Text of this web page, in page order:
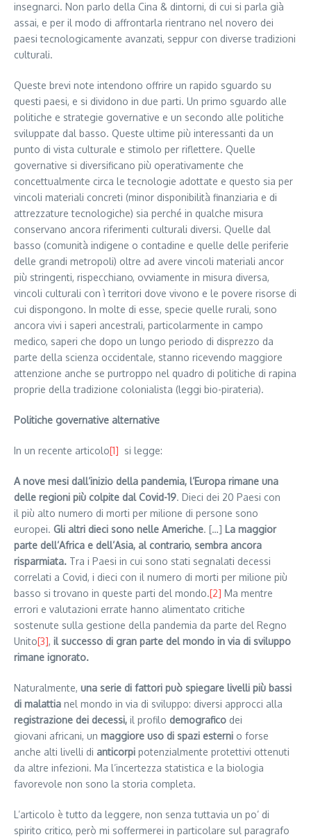
insegnarci. Non parlo della Cina & dintorni, di cui si parla già
assai, e per il modo di affrontarla rientrano nel novero dei
paesi tecnologicamente avanzati, seppur con diverse tradizioni
culturali.
Queste brevi note intendono offrire un rapido sguardo su
questi paesi, e si dividono in due parti. Un primo sguardo alle
politiche e strategie governative e un secondo alle politiche
sviluppate dal basso. Queste ultime più interessanti da un
punto di vista culturale e stimolo per riflettere. Quelle
governative si diversificano più operativamente che
concettualmente circa le tecnologie adottate e questo sia per
vincoli materiali concreti (minor disponibilità finanziaria e di
attrezzature tecnologiche) sia perché in qualche misura
conservano ancora riferimenti culturali diversi. Quelle dal
basso (comunità indigene o contadine e quelle delle periferie
delle grandi metropoli) oltre ad avere vincoli materiali ancor
più stringenti, rispecchiano, ovviamente in misura diversa,
vincoli culturali con ì territori dove vivono e le povere risorse di
cui dispongono. In molte di esse, specie quelle rurali, sono
ancora vivi i saperi ancestrali, particolarmente in campo
medico, saperi che dopo un lungo periodo di disprezzo da
parte della scienza occidentale, stanno ricevendo maggiore
attenzione anche se purtroppo nel quadro di politiche di rapina
proprie della tradizione colonialista (leggi bio-pirateria).
Politiche governative alternative
In un recente articolo[1] si legge:
A nove mesi dall’inizio della pandemia, l’Europa rimane una
delle regioni più colpite dal Covid-19. Dieci dei 20 Paesi con
il più alto numero di morti per milione di persone sono
europei. Gli altri dieci sono nelle Americhe. […] La maggior
parte dell’Africa e dell’Asia, al contrario, sembra ancora
risparmiata. Tra i Paesi in cui sono stati segnalati decessi
correlati a Covid, i dieci con il numero di morti per milione più
basso si trovano in queste parti del mondo.[2] Ma mentre
errori e valutazioni errate hanno alimentato critiche
sostenute sulla gestione della pandemia da parte del Regno
Unito[3], il successo di gran parte del mondo in via di sviluppo
rimane ignorato.
Naturalmente, una serie di fattori può spiegare livelli più bassi
di malattia nel mondo in via di sviluppo: diversi approcci alla
registrazione dei decessi, il profilo demografico dei
giovani africani, un maggiore uso di spazi esterni o forse
anche alti livelli di anticorpi potenzialmente protettivi ottenuti
da altre infezioni. Ma l’incertezza statistica e la biologia
favorevole non sono la storia completa.
L’articolo è tutto da leggere, non senza tuttavia un po’ di
spirito critico, però mi soffermerei in particolare sul paragrafo